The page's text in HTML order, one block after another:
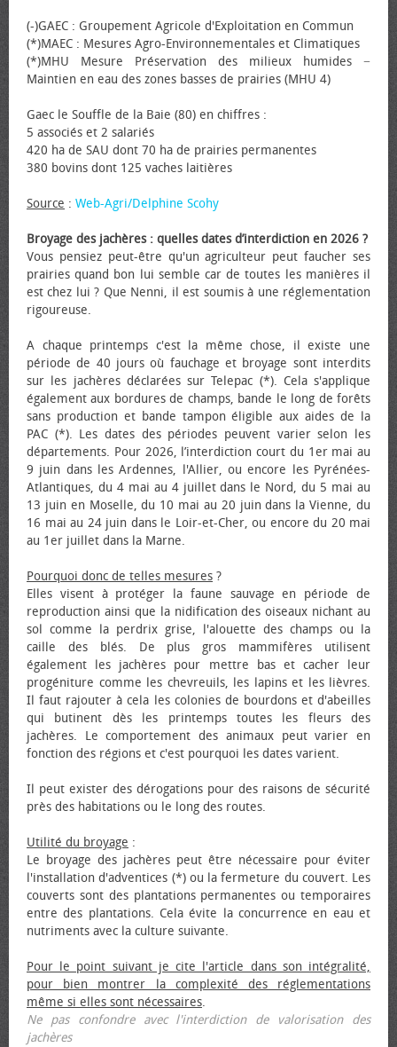
(-)GAEC : Groupement Agricole d'Exploitation en Commun
(*)MAEC : Mesures Agro-Environnementales et Climatiques
(*)MHU Mesure Préservation des milieux humides −
Maintien en eau des zones basses de prairies (MHU 4)
Gaec le Souffle de la Baie (80) en chiffres :
5 associés et 2 salariés
420 ha de SAU dont 70 ha de prairies permanentes
380 bovins dont 125 vaches laitières
Source : Web-Agri/Delphine Scohy
Broyage des jachères : quelles dates d’interdiction en 2026 ?
Vous pensiez peut-être qu'un agriculteur peut faucher ses
prairies quand bon lui semble car de toutes les manières il
est chez lui ? Que Nenni, il est soumis à une réglementation
rigoureuse.
A chaque printemps c'est la même chose, il existe une
période de 40 jours où fauchage et broyage sont interdits
sur les jachères déclarées sur Telepac (*). Cela s'applique
également aux bordures de champs, bande le long de forêts
sans production et bande tampon éligible aux aides de la
PAC (*). Les dates des périodes peuvent varier selon les
départements. Pour 2026, l’interdiction court du 1er mai au
9 juin dans les Ardennes, l'Allier, ou encore les Pyrénées-
Atlantiques, du 4 mai au 4 juillet dans le Nord, du 5 mai au
13 juin en Moselle, du 10 mai au 20 juin dans la Vienne, du
16 mai au 24 juin dans le Loir-et-Cher, ou encore du 20 mai
au 1er juillet dans la Marne.
Pourquoi donc de telles mesures ?
Elles visent à protéger la faune sauvage en période de
reproduction ainsi que la nidification des oiseaux nichant au
sol comme la perdrix grise, l'alouette des champs ou la
caille des blés. De plus gros mammifères utilisent
également les jachères pour mettre bas et cacher leur
progéniture comme les chevreuils, les lapins et les lièvres.
Il faut rajouter à cela les colonies de bourdons et d'abeilles
qui butinent dès les printemps toutes les fleurs des
jachères. Le comportement des animaux peut varier en
fonction des régions et c'est pourquoi les dates varient.
Il peut exister des dérogations pour des raisons de sécurité
près des habitations ou le long des routes.
Utilité du broyage :
Le broyage des jachères peut être nécessaire pour éviter
l'installation d'adventices (*) ou la fermeture du couvert. Les
couverts sont des plantations permanentes ou temporaires
entre des plantations. Cela évite la concurrence en eau et
nutriments avec la culture suivante.
Pour le point suivant je cite l'article dans son intégralité,
pour bien montrer la complexité des réglementations
même si elles sont nécessaires.
Ne pas confondre avec l'interdiction de valorisation des
jachères